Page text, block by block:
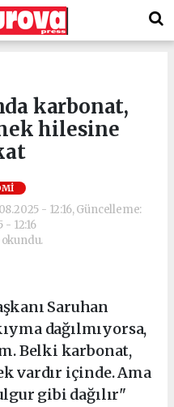
karbonat,
hilesine
- 12:16, Güncelleme:
- 12:16
okundu.
Saruhan
dağılmıyorsa,
Belki karbonat,
vardır içinde. Ama
gibi dağılır"